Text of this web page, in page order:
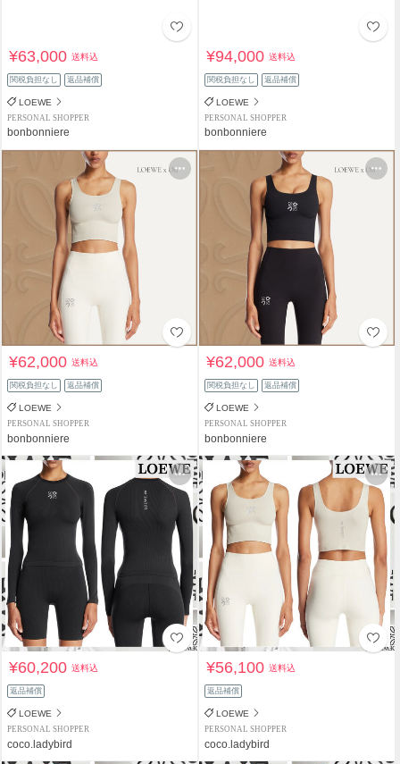
¥63,000送料込
関税負担なし 返品補償
LOEWE
PERSONAL SHOPPER
bonbonniere
¥94,000送料込
関税負担なし 返品補償
LOEWE
PERSONAL SHOPPER
bonbonniere
¥62,000送料込
関税負担なし 返品補償
LOEWE
PERSONAL SHOPPER
bonbonniere
¥62,000送料込
関税負担なし 返品補償
LOEWE
PERSONAL SHOPPER
bonbonniere
¥60,200送料込
返品補償
LOEWE
PERSONAL SHOPPER
coco.ladybird
¥56,100送料込
返品補償
LOEWE
PERSONAL SHOPPER
coco.ladybird